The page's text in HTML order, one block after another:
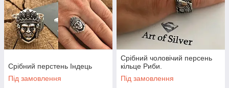
Срібний перстень Індець
Під замовлення
Срібний чоловічий персень
кільце Риби.
Під замовлення